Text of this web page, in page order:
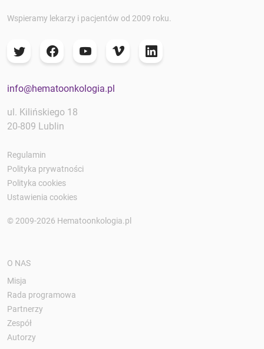
Wspieramy lekarzy i pacjentów od 2009 roku.
info@hematoonkologia.pl
ul. Kilińskiego 18
20-809 Lublin
Regulamin
Polityka prywatności
Polityka cookies
Ustawienia cookies
© 2009-2026 Hematoonkologia.pl
O NAS
Misja
Rada programowa
Partnerzy
Zespół
Autorzy